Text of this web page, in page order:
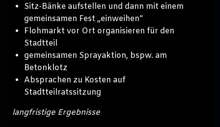
Sitz-Bänke aufstellen und dann mit einem
gemeinsamen Fest „einweihen“
Flohmarkt vor Ort organisieren für den
Stadtteil
gemeinsamen Sprayaktion, bspw. am
Betonklotz
Absprachen zu Kosten auf
Stadtteilratssitzung
langfristige Ergebnisse